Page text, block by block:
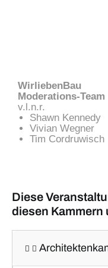
WirliebenBau
Moderations-Team
v.l.n.r.
Shawn Kennedy
Vivian Wegner
Tim Cordruwisch
Diese
diesen Kammern